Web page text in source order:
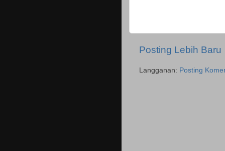
Posting Lebih Baru
Langganan: Posting